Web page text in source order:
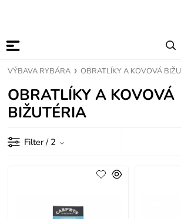
VÝBAVA RYBÁRA OBRATLÍKY A KOVOVÁ
OBRATLÍKY A KOVOVÁ
BIŽUTÉRIA
Filter / 2